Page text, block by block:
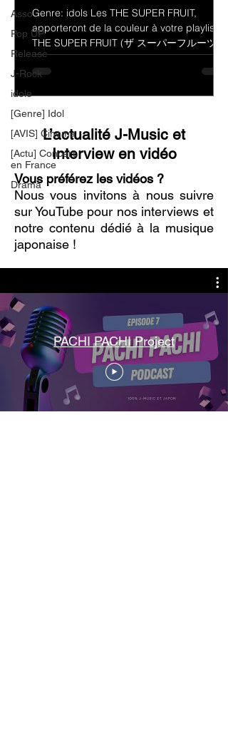
Asso
Pop UP
Release
J-Rock
idole
[Genre] Idol
[AVIS] Cinema
[Actu] Concert
en France
Drama
Genre: idols Les THE SUPER FRUIT,
apporteront de la couleur à votre playlist !
THE SUPER FRUIT (ザ スーパーフルーツ)
est un groupe de jeunes...
L’actualité J-Music et
Interview en vidéo
Vous préférez les vidéos ?
Nous vous invitons à nous suivre
sur YouTube pour nos interviews et
notre contenu dédié à la musique
japonaise !
PACHI PACHI Project